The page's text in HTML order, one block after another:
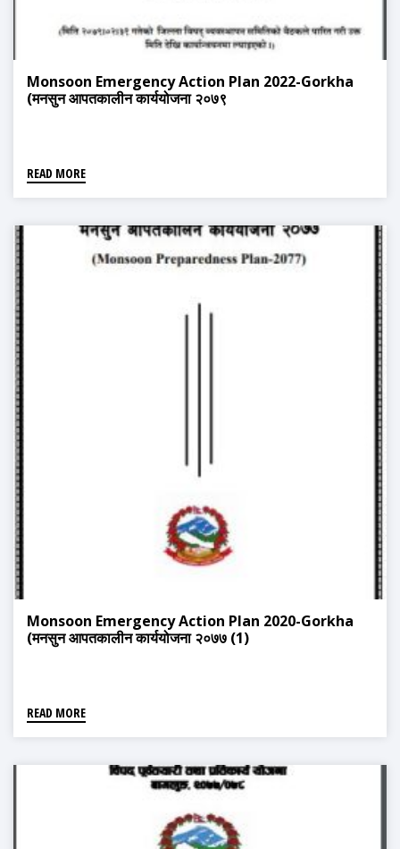
Monsoon Emergency Action Plan 2022-Gorkha
(मनसुन आपतकालीन कार्ययोजना २०७९
READ MORE
Monsoon Emergency Action Plan 2020-Gorkha
(मनसुन आपतकालीन कार्ययोजना २०७७ (1)
READ MORE